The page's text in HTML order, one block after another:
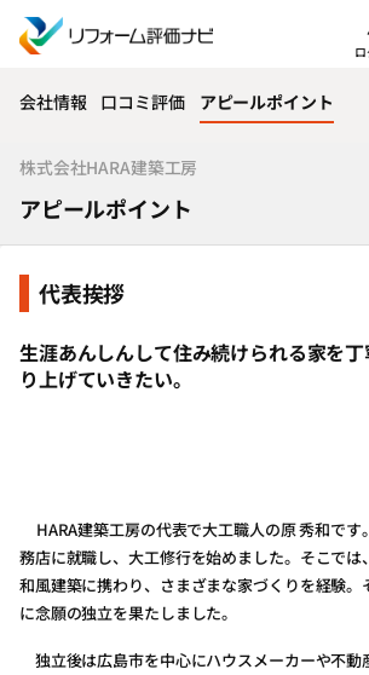
会社情報 口コミ評価 アピールポイント
株式会社HARA建築工房
アピールポイント
代表挨拶
生涯あんしんして住み続けられる家を
り上げていきたい。
HARA建築工房の代表で大工職人の原 秀和で
務店に就職し、大工修行を始めました。そこでは
和風建築に携わり、さまざまな家づくりを経験。
に念願の独立を果たしました。
独立後は広島市を中心にハウスメーカーや不動